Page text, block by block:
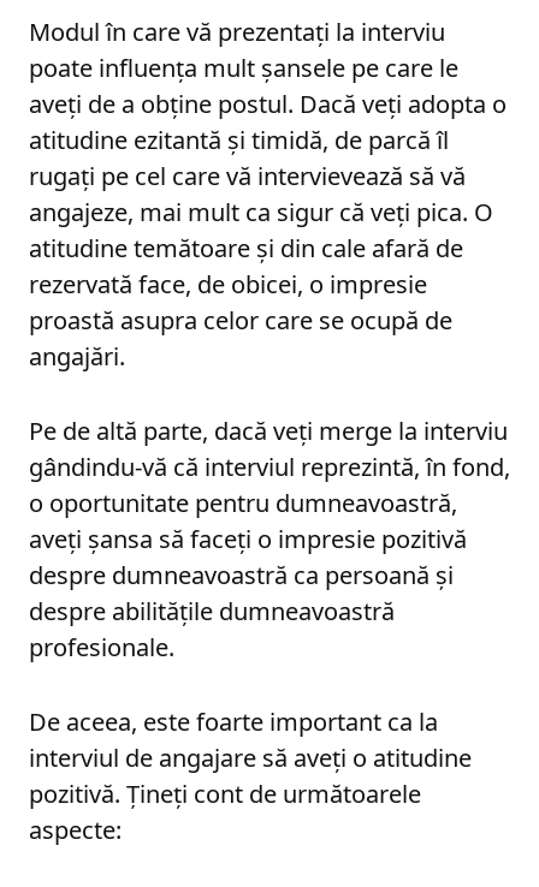
Modul în care vă prezentați la interviu
poate influența mult șansele pe care le
aveți de a obține postul. Dacă veți adopta o
atitudine ezitantă și timidă, de parcă îl
rugați pe cel care vă intervievează să vă
angajeze, mai mult ca sigur că veți pica. O
atitudine temătoare și din cale afară de
rezervată face, de obicei, o impresie
proastă asupra celor care se ocupă de
angajări.
Pe de altă parte, dacă veți merge la interviu
gândindu-vă că interviul reprezintă, în fond,
o oportunitate pentru dumneavoastră,
aveți șansa să faceți o impresie pozitivă
despre dumneavoastră ca persoană și
despre abilitățile dumneavoastră
profesionale.
De aceea, este foarte important ca la
interviul de angajare să aveți o atitudine
pozitivă. Țineți cont de următoarele
aspecte: